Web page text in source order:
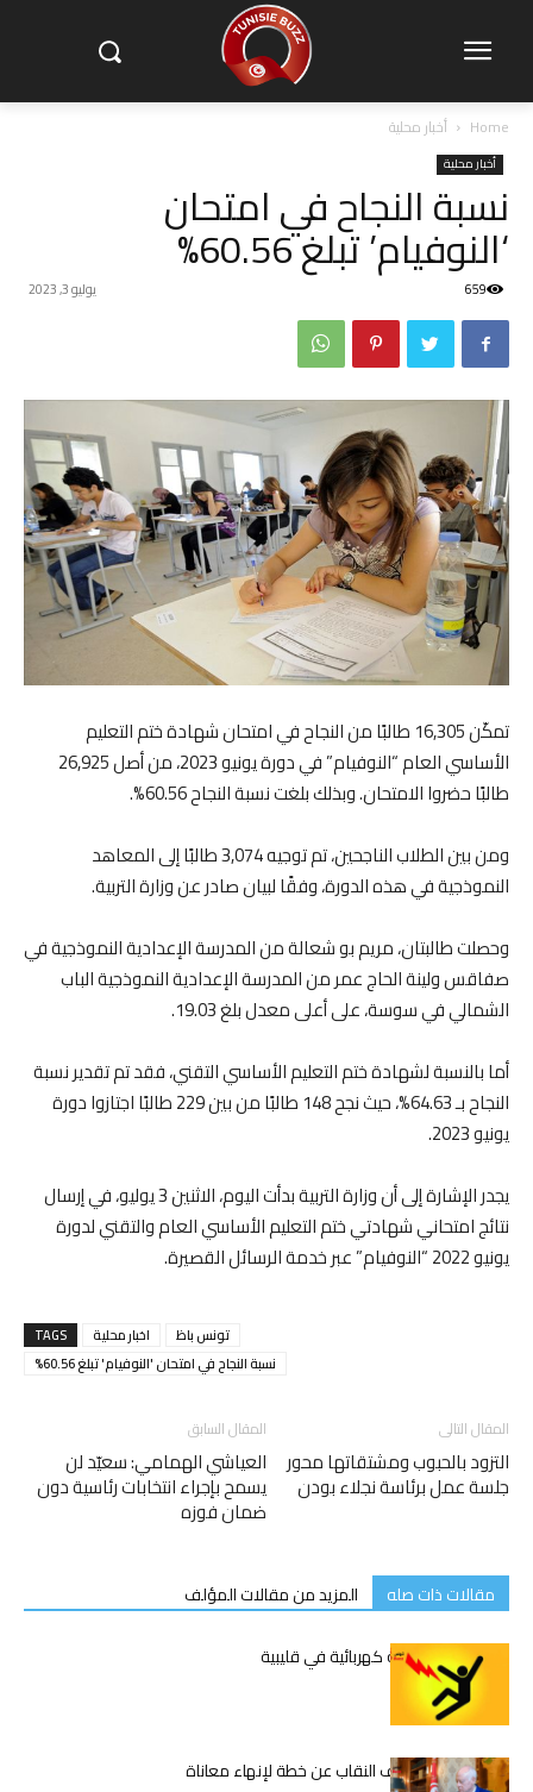
Home أخبار محلية
أخبار محلية
نسبة النجاح في امتحان
‘النوفيام’ تبلغ 60.56%
يوليو 3, 2023 659
تمكّن 16,305 طالبًا من النجاح في امتحان شهادة ختم التعليم
الأساسي العام “النوفيام” في دورة يونيو 2023، من أصل 26,925
طالبًا حضروا الامتحان. وبذلك بلغت نسبة النجاح 60.56%.
ومن بين الطلاب الناجحين، تم توجيه 3,074 طالبًا إلى المعاهد
النموذجية في هذه الدورة، وفقًا لبيان صادر عن وزارة التربية.
وحصلت طالبتان، مريم بو شعالة من المدرسة الإعدادية النموذجية في
صفاقس ولينة الحاج عمر من المدرسة الإعدادية النموذجية الباب
الشمالي في سوسة، على أعلى معدل بلغ 19.03.
أما بالنسبة لشهادة ختم التعليم الأساسي التقني، فقد تم تقدير نسبة
النجاح بـ 64.63%، حيث نجح 148 طالبًا من بين 229 طالبًا اجتازوا دورة
يونيو 2023.
يجدر الإشارة إلى أن وزارة التربية بدأت اليوم، الاثنين 3 يوليو، في إرسال
نتائج امتحاني شهادتي ختم التعليم الأساسي العام والتقني لدورة
يونيو 2022 “النوفيام” عبر خدمة الرسائل القصيرة.
TAGS اخبار محلية
تونس باظ
نسبة النجاح في امتحان 'النوفيام' تبلغ 60.56%
المقال السابق
العياشي الهمامي: سعيّد لن
يسمح بإجراء انتخابات رئاسية دون
ضمان فوزه
المقال التالى
التزود بالحبوب ومشتقاتها محور
جلسة عمل برئاسة نجلاء بودن
مقالات ذات صله
المزيد من مقالات المؤلف
وفاة شاب بصعقة كهربائية في قليبية
قيس سعيّد يكشف النقاب عن خطة لإنهاء معاناة